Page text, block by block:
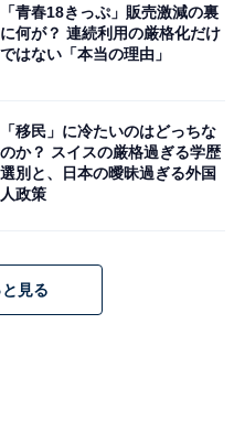
すると、ちょっときつい
長さの調整は必要かもし
「青春18きっぷ」販売激減の裏
に何が？ 連続利用の厳格化だけ
ではない「本当の理由」
「移民」に冷たいのはどっちな
のか？ スイスの厳格過ぎる学歴
選別と、日本の曖昧過ぎる外国
人政策
見る